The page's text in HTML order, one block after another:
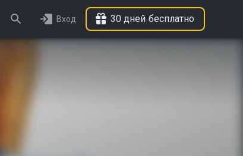
Вход 30 дней бесплатно